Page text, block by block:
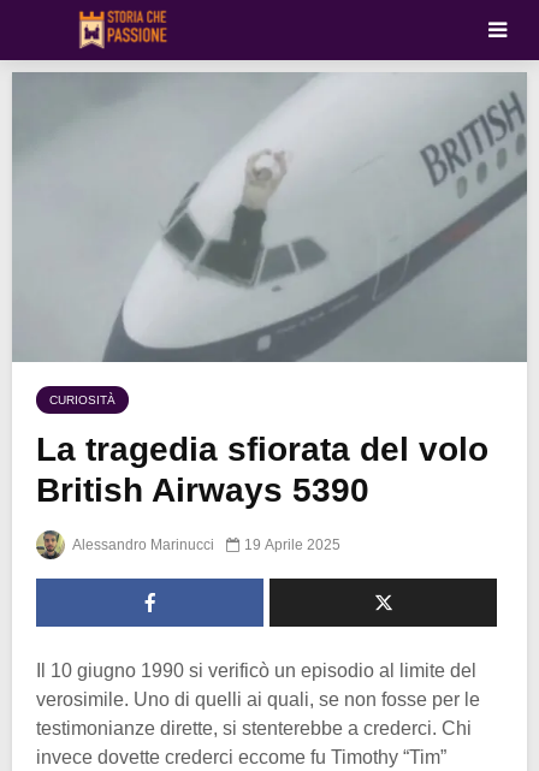
CURIOSITÀ
La tragedia sfiorata del volo
British Airways 5390
Alessandro Marinucci 19 Aprile 2025
Il 10 giugno 1990 si verificò un episodio al limite del
verosimile. Uno di quelli ai quali, se non fosse per le
testimonianze dirette, si stenterebbe a crederci. Chi
invece dovette crederci eccome fu Timothy “Tim”